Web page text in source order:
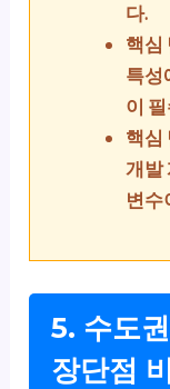
다.
핵심
특성
이
핵심
개발
변수
5. 수도
장단점